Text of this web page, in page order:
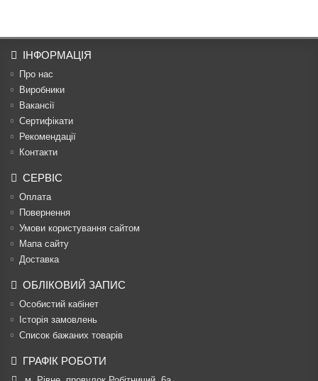
ІНФОРМАЦІЯ
Про нас
Виробники
Вакансії
Сертифікати
Рекомендації
Контакти
СЕРВІС
Оплата
Повернення
Умови користування сайтом
Мапа сайту
Доставка
ОБЛІКОВИЙ ЗАПИС
Особистий кабінет
Історія замовлень
Список бажаних товарів
ГРАФІК РОБОТИ